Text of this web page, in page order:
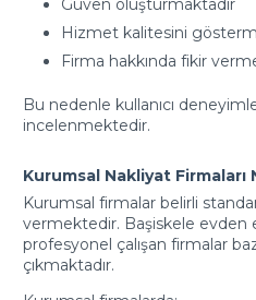
Güven oluşturmaktadır
Hizmet kalitesini
Firma hakkında fikir
Bu nedenle kullanıcı
incelenmektedir.
Kurumsal Nakliyat Firmaları
Kurumsal firmalar belirli
vermektedir. Başiskele evden
profesyonel çalışan firmalar
çıkmaktadır.